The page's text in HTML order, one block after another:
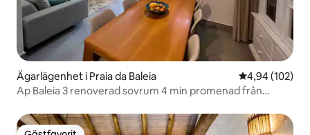
Ägarlägenhet i Praia da Baleia 4,94 av 5 i
4,94 (102)
Ap Baleia 3 renoverad sovrum 4 min promenad från